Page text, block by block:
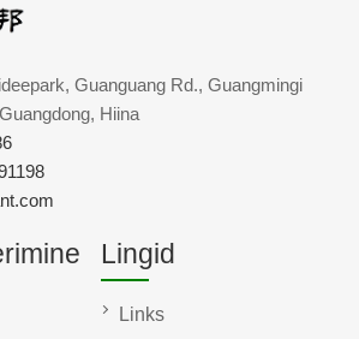
Guanguang Rd., Guangmingi
Hiina
Lingid
Links